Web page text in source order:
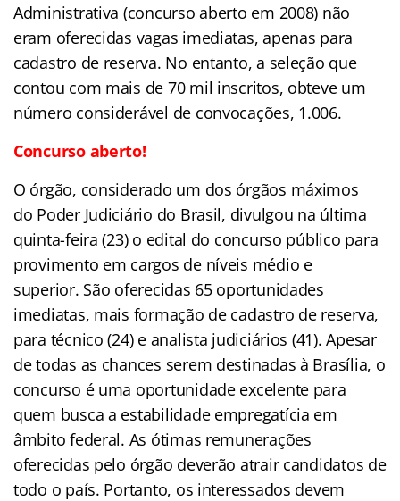
Administrativa (concurso aberto em 2008) não
eram oferecidas vagas imediatas, apenas para
cadastro de reserva. No entanto, a seleção que
contou com mais de 70 mil inscritos, obteve um
número considerável de convocações, 1.006.
Concurso aberto!
O órgão, considerado um dos órgãos máximos
do Poder Judiciário do Brasil, divulgou na última
quinta-feira (23) o edital do concurso público para
provimento em cargos de níveis médio e
superior. São oferecidas 65 oportunidades
imediatas, mais formação de cadastro de reserva,
para técnico (24) e analista judiciários (41). Apesar
de todas as chances serem destinadas à Brasília, o
concurso é uma oportunidade excelente para
quem busca a estabilidade empregatícia em
âmbito federal. As ótimas remunerações
oferecidas pelo órgão deverão atrair candidatos de
todo o país. Portanto, os interessados devem